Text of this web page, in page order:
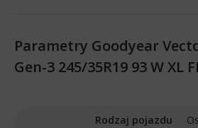
Parametry Goodyear
Gen-3 245/35R19 93 W XL
Rodzaj pojazdu